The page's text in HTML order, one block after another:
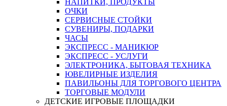
НАПИТКИ, ПРОДУКТЫ
ОЧКИ
СЕРВИСНЫЕ СТОЙКИ
СУВЕНИРЫ, ПОДАРКИ
ЧАСЫ
ЭКСПРЕСС - МАНИКЮР
ЭКСПРЕСС - УСЛУГИ
ЭЛЕКТРОНИКА, БЫТОВАЯ ТЕХНИКА
ЮВЕЛИРНЫЕ ИЗДЕЛИЯ
ПАВИЛЬОНЫ ДЛЯ ТОРГОВОГО ЦЕНТРА
ТОРГОВЫЕ МОДУЛИ
ДЕТСКИЕ ИГРОВЫЕ ПЛОЩАДКИ